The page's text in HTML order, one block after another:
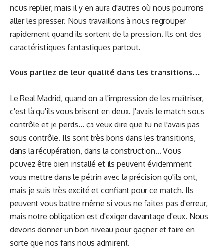
nous replier, mais il y en aura d'autres où nous pourrons
aller les presser. Nous travaillons à nous regrouper
rapidement quand ils sortent de la pression. Ils ont des
caractéristiques fantastiques partout.
Vous parliez de leur qualité dans les transitions…
Le Real Madrid, quand on a l'impression de les maîtriser,
c'est là qu'ils vous brisent en deux. J'avais le match sous
contrôle et je perds... ça veux dire que tu ne l'avais pas
sous contrôle. Ils sont très bons dans les transitions,
dans la récupération, dans la construction... Vous
pouvez être bien installé et ils peuvent évidemment
vous mettre dans le pétrin avec la précision qu'ils ont,
mais je suis très excité et confiant pour ce match. Ils
peuvent vous battre même si vous ne faites pas d'erreur,
mais notre obligation est d'exiger davantage d'eux. Nous
devons donner un bon niveau pour gagner et faire en
sorte que nos fans nous admirent.